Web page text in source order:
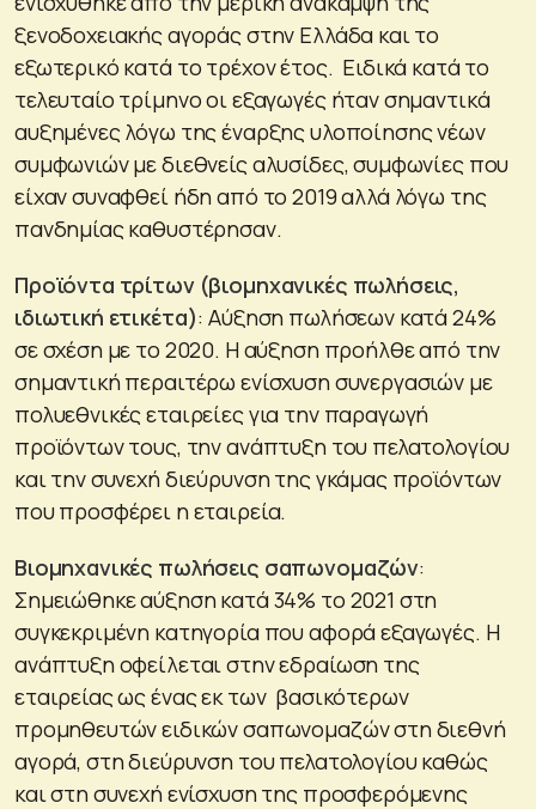
ξενοδοχειακής αγοράς στην Ελλάδα και το
εξωτερικό κατά το τρέχον έτος. Ειδικά κατά το
τελευταίο τρίμηνο οι εξαγωγές ήταν σημαντικά
αυξημένες λόγω της έναρξης υλοποίησης νέων
συμφωνιών με διεθνείς αλυσίδες, συμφωνίες που
είχαν συναφθεί ήδη από το 2019 αλλά λόγω της
πανδημίας καθυστέρησαν.
Προϊόντα τρίτων (βιομηχανικές πωλήσεις,
ιδιωτική ετικέτα): Αύξηση πωλήσεων κατά 24%
σε σχέση με το 2020. Η αύξηση προήλθε από την
σημαντική περαιτέρω ενίσχυση συνεργασιών με
πολυεθνικές εταιρείες για την παραγωγή
προϊόντων τους, την ανάπτυξη του πελατολογίου
και την συνεχή διεύρυνση της γκάμας προϊόντων
που προσφέρει η εταιρεία.
Βιομηχανικές πωλήσεις σαπωνομαζών:
Σημειώθηκε αύξηση κατά 34% το 2021 στη
συγκεκριμένη κατηγορία που αφορά εξαγωγές. Η
ανάπτυξη οφείλεται στην εδραίωση της
εταιρείας ως ένας εκ των βασικότερων
προμηθευτών ειδικών σαπωνομαζών στη διεθνή
αγορά, στη διεύρυνση του πελατολογίου καθώς
και στη συνεχή ενίσχυση της προσφερόμενης